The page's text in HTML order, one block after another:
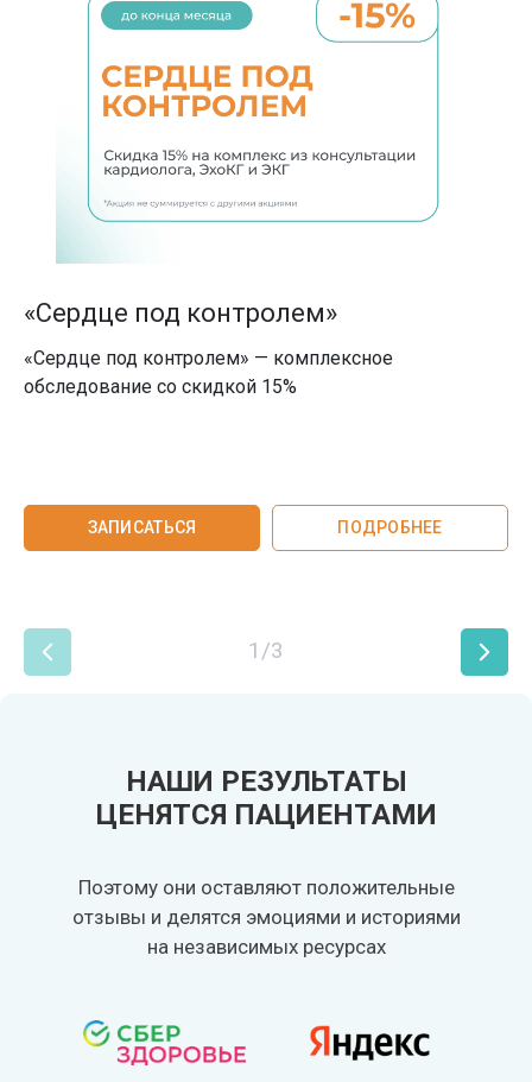
«Сердце под контролем»
«Сердце под контролем» — комплексное
обследование со скидкой 15%
ЗАПИСАТЬСЯ ПОДРОБНЕЕ
1/3
НАШИ РЕЗУЛЬТАТЫ
ЦЕНЯТСЯ ПАЦИЕНТАМИ
Поэтому они оставляют положительные
отзывы и делятся эмоциями и историями
на независимых ресурсах